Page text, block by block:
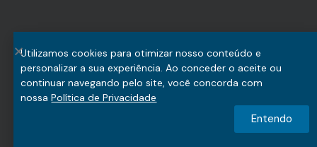
Utilizamos cookies para otimizar nosso conteúdo e
personalizar a sua experiência. Ao conceder o aceite ou
continuar navegando pelo site, você concorda com
nossaPolítica de Privacidade
Entendo